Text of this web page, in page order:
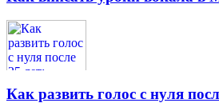
Как развить голос с нуля